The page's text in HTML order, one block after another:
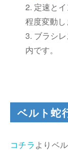
2. 定速と
程度変動し
3. ブラシ
内です。
ベルト蛇
コチラよりベ